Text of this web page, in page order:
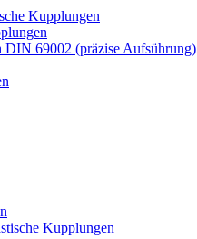
Kupplungen
DIN 69002 (präzise Aufsührung)
Kupplungen